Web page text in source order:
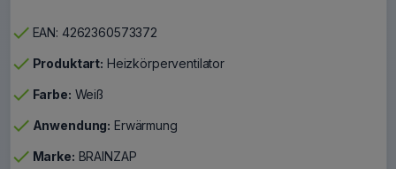
check EAN: 4262360573372
check Produktart: Heizkörperventilator
check Farbe: Weiß
check Anwendung: Erwärmung
check Marke: BRAINZAP